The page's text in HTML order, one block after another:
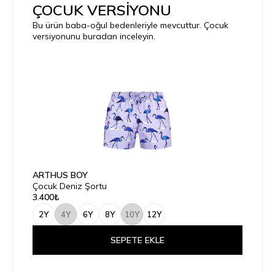
ÇOCUK VERSİYONU
Bu ürün baba-oğul bedenleriyle mevcuttur. Çocuk
versiyonunu buradan inceleyin.
ARTHUS BOY
Çocuk Deniz Şortu
3.400₺
2Y 4Y 6Y 8Y 10Y 12Y
SEPETE EKLE